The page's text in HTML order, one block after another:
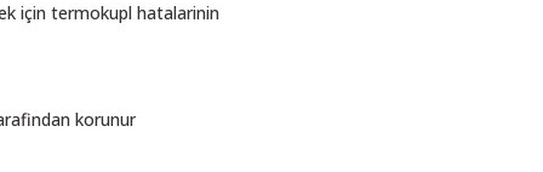
için termokupl hatalarinin
korunur